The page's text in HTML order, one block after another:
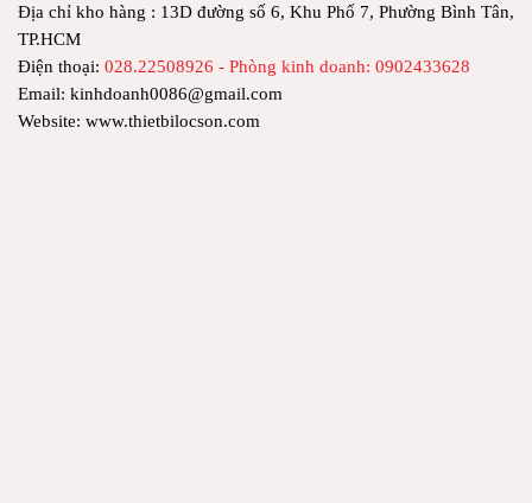
Địa chỉ kho hàng : 13D đường số 6, Khu Phố 7, Phường Bình Tân,
TP.HCM
Điện thoại: 028.22508926 - Phòng kinh doanh: 0902433628
Email: kinhdoanh0086@gmail.com
Website: www.thietbilocson.com